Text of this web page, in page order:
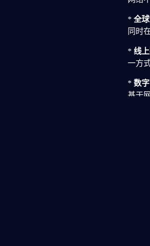
* 全球
同时
* 线
一方式
* 数
基于